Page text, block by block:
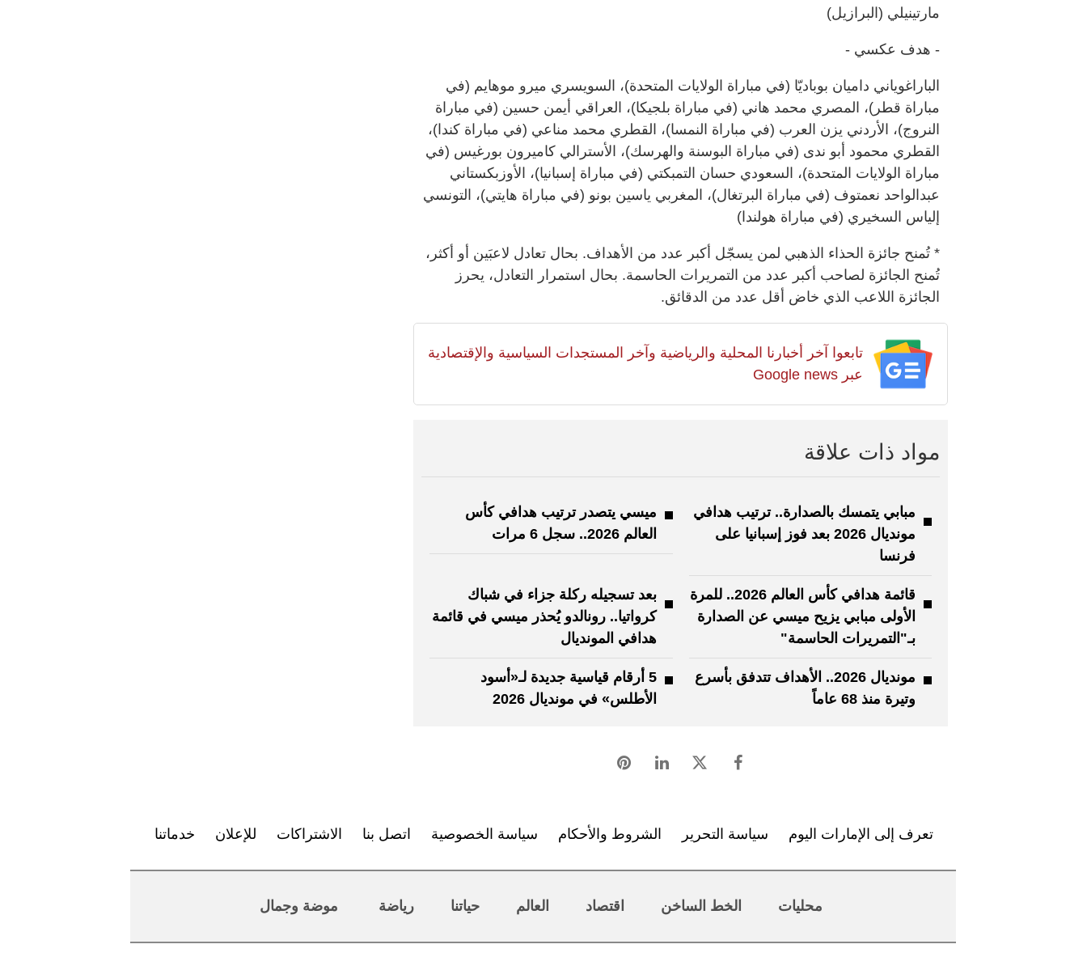
مارتينيلي (البرازيل)
- هدف عكسي -
الباراغوياني داميان بوباديّا (في مباراة الولايات المتحدة)، السويسري ميرو موهايم (في
مباراة قطر)، المصري محمد هاني (في مباراة بلجيكا)، العراقي أيمن حسين (في مباراة
النروج)، الأردني يزن العرب (في مباراة النمسا)، القطري محمد مناعي (في مباراة كندا)،
القطري محمود أبو ندى (في مباراة البوسنة والهرسك)، الأسترالي كاميرون بورغيس (في
مباراة الولايات المتحدة)، السعودي حسان التمبكتي (في مباراة إسبانيا)، الأوزبكستاني
عبدالواحد نعمتوف (في مباراة البرتغال)، المغربي ياسين بونو (في مباراة هايتي)، التونسي
إلياس السخيري (في مباراة هولندا)
* تُمنح جائزة الحذاء الذهبي لمن يسجّل أكبر عدد من الأهداف. بحال تعادل لاعبَين أو أكثر،
تُمنح الجائزة لصاحب أكبر عدد من التمريرات الحاسمة. بحال استمرار التعادل، يحرز
الجائزة اللاعب الذي خاض أقل عدد من الدقائق.
تابعوا آخر أخبارنا المحلية والرياضية وآخر المستجدات السياسية والإقتصادية
عبر Google news
مواد ذات علاقة
مبابي يتمسك بالصدارة.. ترتيب هدافي
مونديال 2026 بعد فوز إسبانيا على
فرنسا
ميسي يتصدر ترتيب هدافي كأس
العالم 2026.. سجل 6 مرات
قائمة هدافي كأس العالم 2026.. للمرة
الأولى مبابي يزيح ميسي عن الصدارة
بـ"التمريرات الحاسمة"
بعد تسجيله ركلة جزاء في شباك
كرواتيا.. رونالدو يُحذر ميسي في قائمة
هدافي المونديال
مونديال 2026.. الأهداف تتدفق بأسرع
وتيرة منذ 68 عاماً
5 أرقام قياسية جديدة لـ«أسود
الأطلس» في مونديال 2026
تعرف إلى الإمارات اليوم سياسة التحرير الشروط والأحكام سياسة الخصوصية اتصل بنا الاشتراكات للإعلان خدماتنا
محليات الخط الساخن اقتصاد العالم حياتنا رياضة موضة وجمال